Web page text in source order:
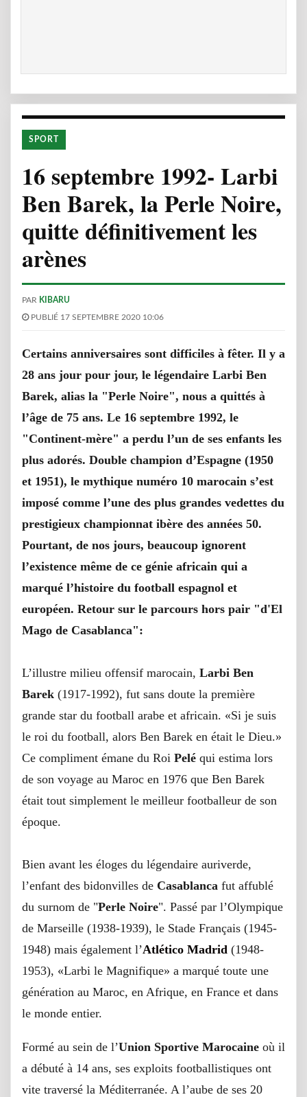
SPORT
16 septembre 1992- Larbi
Ben Barek, la Perle Noire,
quitte définitivement les
arènes
PAR KIBARU
PUBLIÉ 17 SEPTEMBRE 2020 10:06
Certains anniversaires sont difficiles à fêter. Il y a
28 ans jour pour jour, le légendaire Larbi Ben
Barek, alias la "Perle Noire", nous a quittés à
l’âge de 75 ans. Le 16 septembre 1992, le
"Continent-mère" a perdu l’un de ses enfants les
plus adorés. Double champion d’Espagne (1950
et 1951), le mythique numéro 10 marocain s’est
imposé comme l’une des plus grandes vedettes du
prestigieux championnat ibère des années 50.
Pourtant, de nos jours, beaucoup ignorent
l’existence même de ce génie africain qui a
marqué l’histoire du football espagnol et
européen. Retour sur le parcours hors pair "d'El
Mago de Casablanca":
L’illustre milieu offensif marocain, Larbi Ben
Barek (1917-1992), fut sans doute la première
grande star du football arabe et africain. «Si je suis
le roi du football, alors Ben Barek en était le Dieu.»
Ce compliment émane du Roi Pelé qui estima lors
de son voyage au Maroc en 1976 que Ben Barek
était tout simplement le meilleur footballeur de son
époque.
Bien avant les éloges du légendaire auriverde,
l’enfant des bidonvilles de Casablanca fut affublé
du surnom de "Perle Noire". Passé par l’Olympique
de Marseille (1938-1939), le Stade Français (1945-
1948) mais également l’Atlético Madrid (1948-
1953), «Larbi le Magnifique» a marqué toute une
génération au Maroc, en Afrique, en France et dans
le monde entier.
Formé au sein de l’Union Sportive Marocaine où il
a débuté à 14 ans, ses exploits footballistiques ont
vite traversé la Méditerranée. A l’aube de ses 20